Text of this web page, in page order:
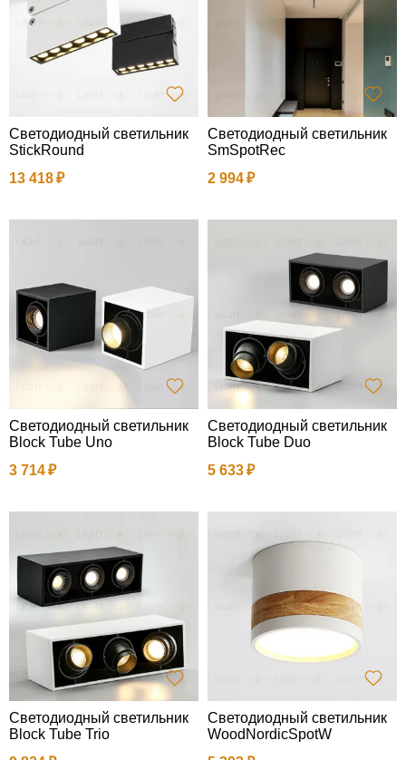
Светодиодный светильник
StickRound
13 418
Светодиодный светильник
SmSpotRec
2 994
Светодиодный светильник
Block Tube Uno
3 714
Светодиодный светильник
Block Tube Duo
5 633
Светодиодный светильник
Block Tube Trio
Светодиодный светильник
WoodNordicSpotW